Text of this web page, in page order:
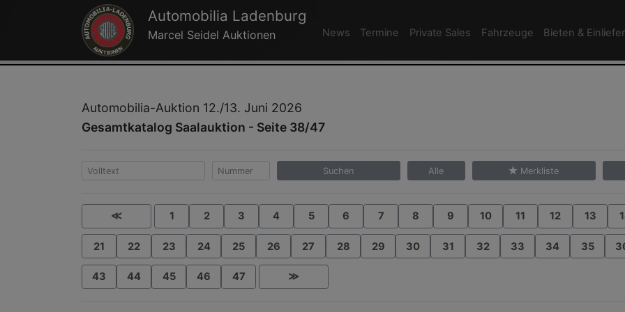
Automobilia Ladenburg
Marcel Seidel Auktionen News Termine Private Sales Fahrzeuge Bieten &
Automobilia-Auktion 12./13. Juni 2026
Gesamtkatalog Saalauktion - Seite 38/47
Suchen Alle Merkliste
≪ 1 2 3 4 5 6 7 8 9 10 11 12 13
21 22 23 24 25 26 27 28 29 30 31 32 33 34 35
43 44 45 46 47 ≫